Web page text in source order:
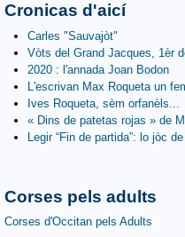
Cronicas d'aicí
Carles "Sauvajòt"
Vòts del Grand Jacques, 1èr
2020 : l'annada Joan Bodon
L'escrivan Max Roqueta un
Ives Roqueta, sèm orfanèls...
« Dins de patetas rojas » de
Legir “Fin de partida”: lo jòc
Corses pels adults
Corses d'Occitan pels Adults